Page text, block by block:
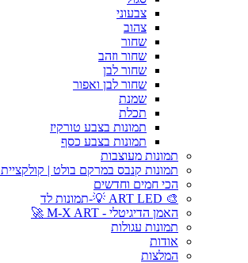
צבעוני
צהוב
שחור
שחור וזהב
שחור לבן
שחור לבן ואפור
שמנת
תכלת
תמונות בצבע טורקיז
תמונות בצבע כסף
תמונות מעוצבות
תמונות קנבס במרקם בולט | קולקציית Art Touch
הכי חמים וחדשים
🎨 ART LED 💡-תמונות לד
האמן הדיגיטלי - M-X ART 🚀
תמונות עגולות
אודות
המלצות